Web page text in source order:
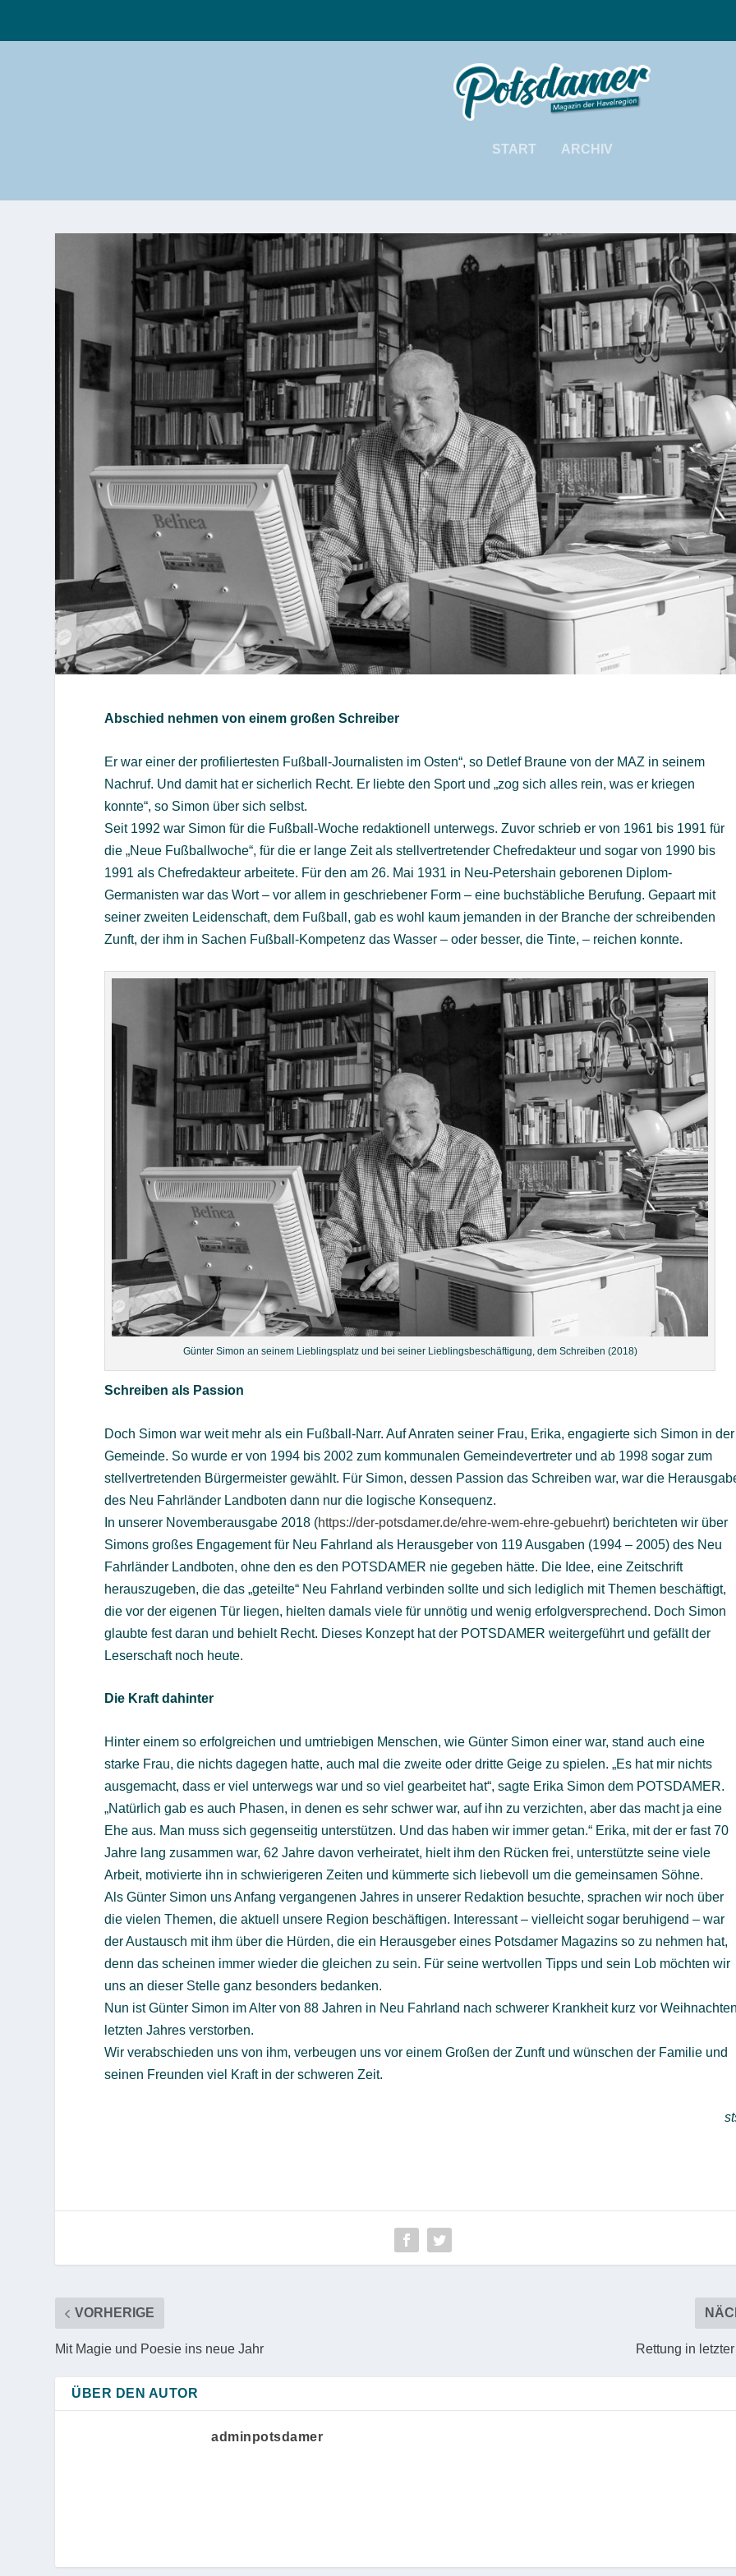
START ARCHIV
Abschied nehmen von einem großen Schreiber
Er war einer der profiliertesten Fußball-Journalisten im Osten“, so Detlef Braune von der MAZ in seinem
Nachruf. Und damit hat er sicherlich Recht. Er liebte den Sport und „zog sich alles rein, was er kriegen
konnte“, so Simon über sich selbst.
Seit 1992 war Simon für die Fußball-Woche redaktionell unterwegs. Zuvor schrieb er von 1961 bis 1991 für
die „Neue Fußballwoche“, für die er lange Zeit als stellvertretender Chefredakteur und sogar von 1990 bis
1991 als Chefredakteur arbeitete. Für den am 26. Mai 1931 in Neu-Petershain geborenen Diplom-
Germanisten war das Wort – vor allem in geschriebener Form – eine buchstäbliche Berufung. Gepaart mit
seiner zweiten Leidenschaft, dem Fußball, gab es wohl kaum jemanden in der Branche der schreibenden
Zunft, der ihm in Sachen Fußball-Kompetenz das Wasser – oder besser, die Tinte, – reichen konnte.
Günter Simon an seinem Lieblingsplatz und bei seiner Lieblingsbeschäftigung, dem Schreiben (2018)
Schreiben als Passion
Doch Simon war weit mehr als ein Fußball-Narr. Auf Anraten seiner Frau, Erika, engagierte sich Simon in der
Gemeinde. So wurde er von 1994 bis 2002 zum kommunalen Gemeindevertreter und ab 1998 sogar zum
stellvertretenden Bürgermeister gewählt. Für Simon, dessen Passion das Schreiben war, war die
des Neu Fahrländer Landboten dann nur die logische Konsequenz.
In unserer Novemberausgabe 2018 (https://der-potsdamer.de/ehre-wem-ehre-gebuehrt) berichteten wir über
Simons großes Engagement für Neu Fahrland als Herausgeber von 119 Ausgaben (1994 – 2005) des Neu
Fahrländer Landboten, ohne den es den POTSDAMER nie gegeben hätte. Die Idee, eine Zeitschrift
herauszugeben, die das „geteilte“ Neu Fahrland verbinden sollte und sich lediglich mit Themen beschäftigt,
die vor der eigenen Tür liegen, hielten damals viele für unnötig und wenig erfolgversprechend. Doch Simon
glaubte fest daran und behielt Recht. Dieses Konzept hat der POTSDAMER weitergeführt und gefällt der
Leserschaft noch heute.
Die Kraft dahinter
Hinter einem so erfolgreichen und umtriebigen Menschen, wie Günter Simon einer war, stand auch eine
starke Frau, die nichts dagegen hatte, auch mal die zweite oder dritte Geige zu spielen. „Es hat mir nichts
ausgemacht, dass er viel unterwegs war und so viel gearbeitet hat“, sagte Erika Simon dem POTSDAMER.
„Natürlich gab es auch Phasen, in denen es sehr schwer war, auf ihn zu verzichten, aber das macht ja eine
Ehe aus. Man muss sich gegenseitig unterstützen. Und das haben wir immer getan.“ Erika, mit der er fast 70
Jahre lang zusammen war, 62 Jahre davon verheiratet, hielt ihm den Rücken frei, unterstützte seine viele
Arbeit, motivierte ihn in schwierigeren Zeiten und kümmerte sich liebevoll um die gemeinsamen Söhne.
Als Günter Simon uns Anfang vergangenen Jahres in unserer Redaktion besuchte, sprachen wir noch über
die vielen Themen, die aktuell unsere Region beschäftigen. Interessant – vielleicht sogar beruhigend – war
der Austausch mit ihm über die Hürden, die ein Herausgeber eines Potsdamer Magazins so zu nehmen hat,
denn das scheinen immer wieder die gleichen zu sein. Für seine wertvollen Tipps und sein Lob möchten wir
uns an dieser Stelle ganz besonders bedanken.
Nun ist Günter Simon im Alter von 88 Jahren in Neu Fahrland nach schwerer Krankheit kurz vor
letzten Jahres verstorben.
Wir verabschieden uns von ihm, verbeugen uns vor einem Großen der Zunft und wünschen der Familie und
seinen Freunden viel Kraft in der schweren Zeit.
VORHERIGE
Mit Magie und Poesie ins neue Jahr Rettung in
ÜBER DEN AUTOR
adminpotsdamer